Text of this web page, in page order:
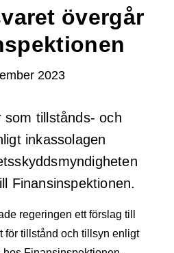
övergår
2023
tillstånds- och
inkassolagen
Finansinspektionen.
regeringen ett förslag till
för tillstånd och tillsyn enligt